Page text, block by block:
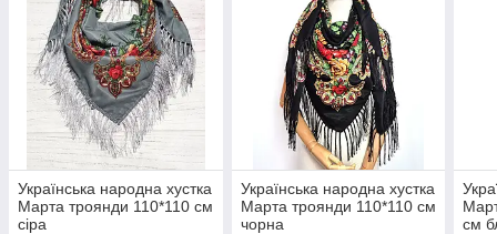
Українська народна хустка
Марта троянди 110*110 см
сіра
Українська народна хустка
Марта троянди 110*110 см
чорна
см